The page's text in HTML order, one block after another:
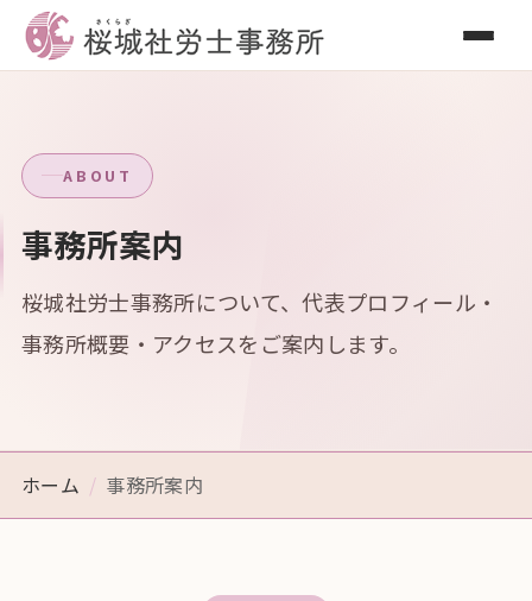
ABOUT
事務所案内
桜城社労士事務所について、代表プロフィール・
事務所概要・アクセスをご案内します。
ホーム 事務所案内